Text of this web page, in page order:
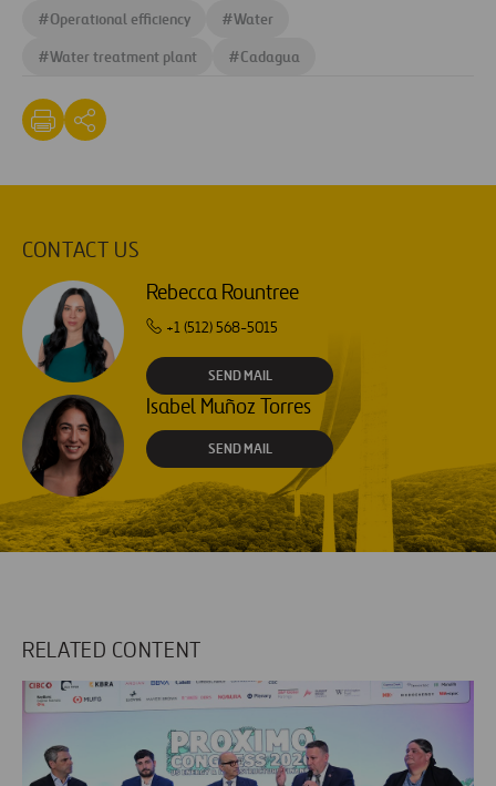
#Operational efficiency #Water
#Water treatment plant #Cadagua
CONTACT US
Rebecca Rountree
+1 (512) 568-5015
SEND MAIL
Isabel Muñoz Torres
SEND MAIL
RELATED CONTENT